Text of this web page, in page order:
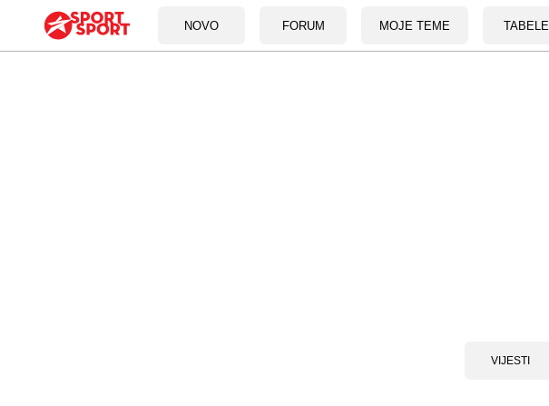
NOVO FORUM MOJE TEME TABELE
VIJESTI